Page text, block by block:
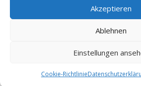
Akzeptieren
Ablehnen
Einstellungen
Cookie-Richtlinie
WebhosterWissen.de
Messungen
unabhängige
© 2026
Diese Website verwendet Cookies.